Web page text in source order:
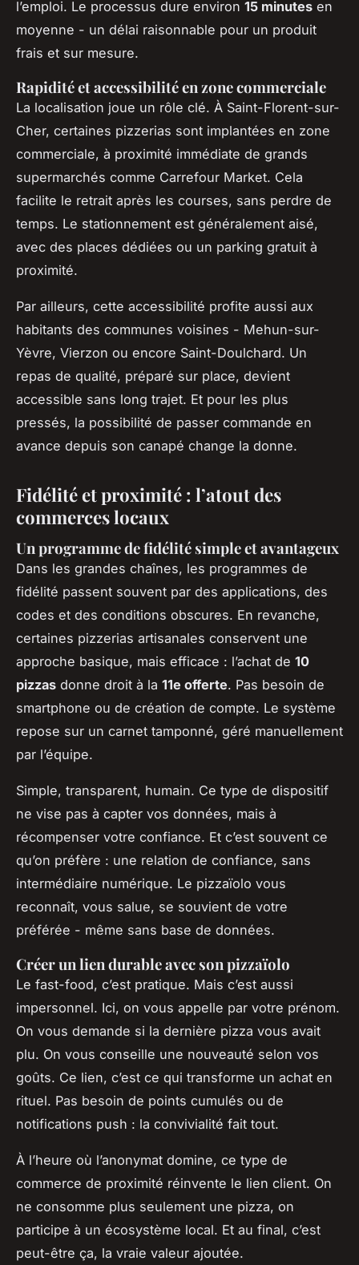
l’emploi. Le processus dure environ 15 minutes en
moyenne - un délai raisonnable pour un produit
frais et sur mesure.
Rapidité et accessibilité en zone commerciale
La localisation joue un rôle clé. À Saint-Florent-sur-
Cher, certaines pizzerias sont implantées en zone
commerciale, à proximité immédiate de grands
supermarchés comme Carrefour Market. Cela
facilite le retrait après les courses, sans perdre de
temps. Le stationnement est généralement aisé,
avec des places dédiées ou un parking gratuit à
proximité.
Par ailleurs, cette accessibilité profite aussi aux
habitants des communes voisines - Mehun-sur-
Yèvre, Vierzon ou encore Saint-Doulchard. Un
repas de qualité, préparé sur place, devient
accessible sans long trajet. Et pour les plus
pressés, la possibilité de passer commande en
avance depuis son canapé change la donne.
Fidélité et proximité : l’atout des
commerces locaux
Un programme de fidélité simple et avantageux
Dans les grandes chaînes, les programmes de
fidélité passent souvent par des applications, des
codes et des conditions obscures. En revanche,
certaines pizzerias artisanales conservent une
approche basique, mais efficace : l’achat de 10
pizzas donne droit à la 11e offerte. Pas besoin de
smartphone ou de création de compte. Le système
repose sur un carnet tamponné, géré manuellement
par l’équipe.
Simple, transparent, humain. Ce type de dispositif
ne vise pas à capter vos données, mais à
récompenser votre confiance. Et c’est souvent ce
qu’on préfère : une relation de confiance, sans
intermédiaire numérique. Le pizzaïolo vous
reconnaît, vous salue, se souvient de votre
préférée - même sans base de données.
Créer un lien durable avec son pizzaïolo
Le fast-food, c’est pratique. Mais c’est aussi
impersonnel. Ici, on vous appelle par votre prénom.
On vous demande si la dernière pizza vous avait
plu. On vous conseille une nouveauté selon vos
goûts. Ce lien, c’est ce qui transforme un achat en
rituel. Pas besoin de points cumulés ou de
notifications push : la convivialité fait tout.
À l’heure où l’anonymat domine, ce type de
commerce de proximité réinvente le lien client. On
ne consomme plus seulement une pizza, on
participe à un écosystème local. Et au final, c’est
peut-être ça, la vraie valeur ajoutée.